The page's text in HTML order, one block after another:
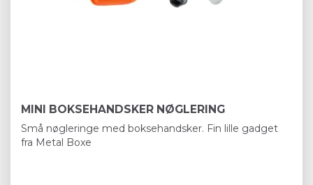
MINI BOKSEHANDSKER NØGLERING
Små nøgleringe med boksehandsker. Fin lille gadget
fra Metal Boxe